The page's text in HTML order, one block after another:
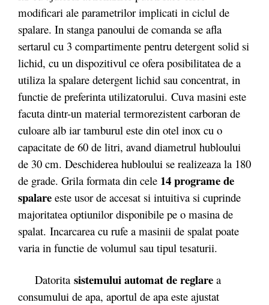
modificari ale parametrilor implicati in ciclul de
spalare. In stanga panoului de comanda se afla
sertarul cu 3 compartimente pentru detergent solid si
lichid, cu un dispozitivul ce ofera posibilitatea de a
utiliza la spalare detergent lichid sau concentrat, in
functie de preferinta utilizatorului. Cuva masini este
facuta dintr-un material termorezistent carboran de
culoare alb iar tamburul este din otel inox cu o
capacitate de 60 de litri, avand diametrul hubloului
de 30 cm. Deschiderea hubloului se realizeaza la 180
de grade. Grila formata din cele 14 programe de
spalare este usor de accesat si intuitiva si cuprinde
majoritatea optiunilor disponibile pe o masina de
spalat. Incarcarea cu rufe a masinii de spalat poate
varia in functie de volumul sau tipul tesaturii.
Datorita sistemului automat de reglare a
consumului de apa, aportul de apa este ajustat